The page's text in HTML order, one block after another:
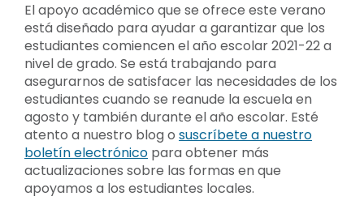
El apoyo académico que se ofrece este verano
está diseñado para ayudar a garantizar que los
estudiantes comiencen el año escolar 2021-22 a
nivel de grado. Se está trabajando para
asegurarnos de satisfacer las necesidades de los
estudiantes cuando se reanude la escuela en
agosto y también durante el año escolar. Esté
atento a nuestro blog o suscríbete a nuestro
boletín electrónico para obtener más
actualizaciones sobre las formas en que
apoyamos a los estudiantes locales.